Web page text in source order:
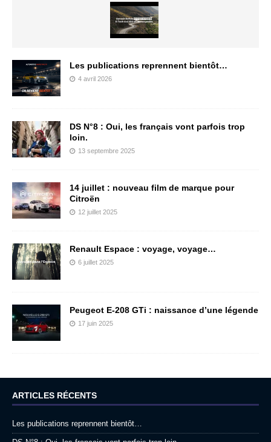
Les publications reprennent bientôt…
4 avril 2026
DS N°8 : Oui, les français vont parfois trop
loin.
13 septembre 2025
14 juillet : nouveau film de marque pour
Citroën
12 juillet 2025
Renault Espace : voyage, voyage…
6 juillet 2025
Peugeot E-208 GTi : naissance d’une légende
17 juin 2025
ARTICLES RÉCENTS
Les publications reprennent bientôt…